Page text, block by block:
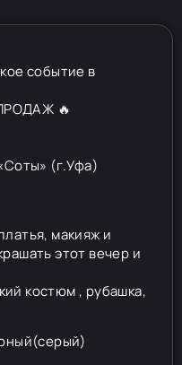
событие в
🔥
(г.Уфа)
макияж и
этот вечер и
костюм , рубашка,